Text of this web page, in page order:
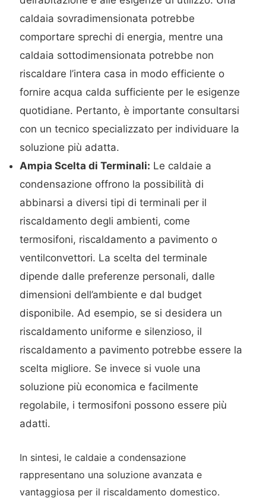
caldaia sovradimensionata potrebbe
comportare sprechi di energia, mentre una
caldaia sottodimensionata potrebbe non
riscaldare l’intera casa in modo efficiente o
fornire acqua calda sufficiente per le esigenze
quotidiane. Pertanto, è importante consultarsi
con un tecnico specializzato per individuare la
soluzione più adatta.
Ampia Scelta di Terminali: Le caldaie a
condensazione offrono la possibilità di
abbinarsi a diversi tipi di terminali per il
riscaldamento degli ambienti, come
termosifoni, riscaldamento a pavimento o
ventilconvettori. La scelta del terminale
dipende dalle preferenze personali, dalle
dimensioni dell’ambiente e dal budget
disponibile. Ad esempio, se si desidera un
riscaldamento uniforme e silenzioso, il
riscaldamento a pavimento potrebbe essere la
scelta migliore. Se invece si vuole una
soluzione più economica e facilmente
regolabile, i termosifoni possono essere più
adatti.
In sintesi, le caldaie a condensazione
rappresentano una soluzione avanzata e
vantaggiosa per il riscaldamento domestico.